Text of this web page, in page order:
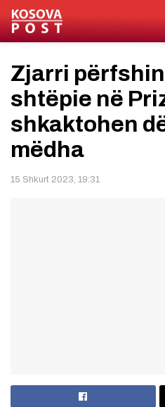
Zjarri
shtëpie në
shkaktohen
mëdha
15 Shkurt 2023, 19:31